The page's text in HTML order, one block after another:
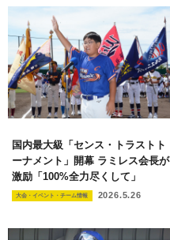
国内最大級「センス・トラストト
ーナメント」開幕 ラミレス会長が
激励「100%全力尽くして」
大会・イベント・チーム情報 2026.5.26